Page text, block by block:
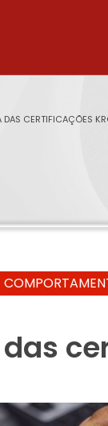
CERTIFICAÇÕES